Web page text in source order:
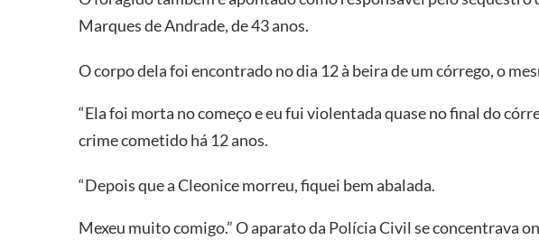
Marques de Andrade, de 43 anos.
O corpo dela foi encontrado no dia 12 à beira de um córrego, o
“Ela foi morta no começo e eu fui violentada quase no final do
crime cometido há 12 anos.
“Depois que a Cleonice morreu, fiquei bem abalada.
Mexeu muito comigo.” O aparato da Polícia Civil se concentrava